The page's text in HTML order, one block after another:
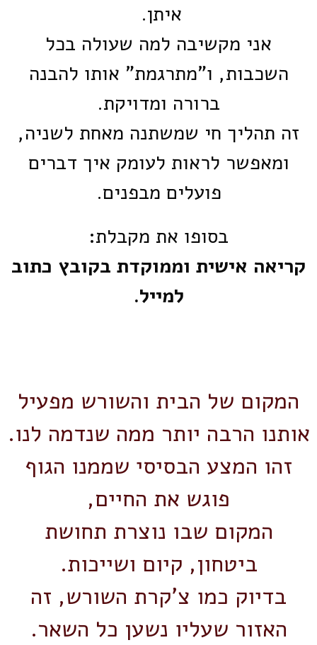
איתן.
אני מקשיבה למה שעולה בכל
השכבות, ו"מתרגמת" אותו להבנה
ברורה ומדויקת.
זה תהליך חי שמשתנה מאחת לשניה,
ומאפשר לראות לעומק איך דברים
פועלים מבפנים.
בסופו את מקבלת:
קריאה אישית וממוקדת בקובץ כתוב
למייל.
המקום של הבית והשורש מפעיל
אותנו הרבה יותר ממה שנדמה לנו.
זהו המצע הבסיסי שממנו הגוף
פוגש את החיים,
המקום שבו נוצרת תחושת
ביטחון, קיום ושייכות.
בדיוק כמו צ'קרת השורש, זה
האזור שעליו נשען כל השאר.